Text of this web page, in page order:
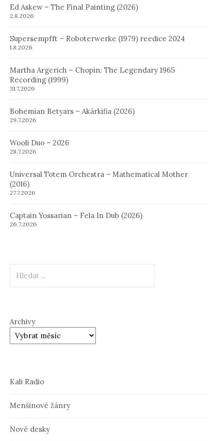
Ed Askew – The Final Painting (2026)
2.8.2026
Supersempfft – Roboterwerke (1979) reedice 2024
1.8.2026
Martha Argerich – Chopin: The Legendary 1965
Recording (1999)
31.7.2026
Bohemian Betyars – Akárkifia (2026)
29.7.2026
Wooli Duo – 2026
28.7.2026
Universal Totem Orchestra – Mathematical Mother
(2016)
27.7.2026
Captain Yossarian – Fela In Dub (2026)
26.7.2026
Archivy
Kali Radio
Menšinové žánry
Nové desky